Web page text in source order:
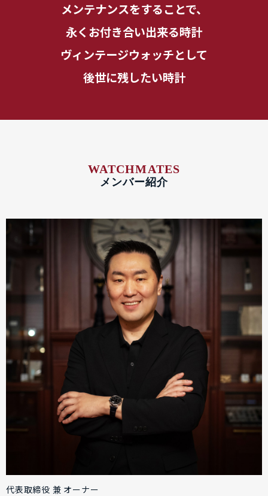
メンテナンスをすることで、
永くお付き合い出来る時計
ヴィンテージウォッチとして
後世に残したい時計
WATCHMATES
メンバー紹介
代表取締役 兼 オーナー